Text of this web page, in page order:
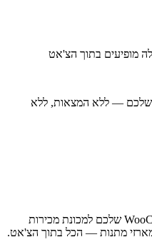
מופיעים בתוך הצ'אט
שלכם — ללא המצאות, ללא
BoostBot הופך את חנות ה-WooCommerce שלכם למכונת מכירות
מתנות — הכל בתוך הצ'אט.